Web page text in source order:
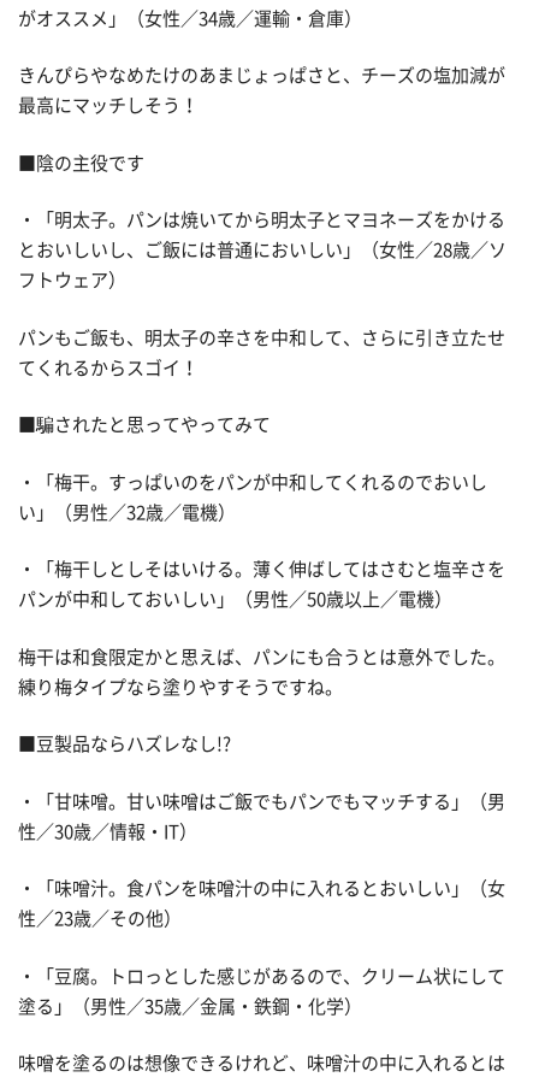
がオススメ」（女性／34歳／運輸・倉庫）
きんぴらやなめたけのあまじょっぱさと、チーズの塩加減が
最高にマッチしそう！
■陰の主役です
・「明太子。パンは焼いてから明太子とマヨネーズをかける
とおいしいし、ご飯には普通においしい」（女性／28歳／ソ
フトウェア）
パンもご飯も、明太子の辛さを中和して、さらに引き立たせ
てくれるからスゴイ！
■騙されたと思ってやってみて
・「梅干。すっぱいのをパンが中和してくれるのでおいし
い」（男性／32歳／電機）
・「梅干しとしそはいける。薄く伸ばしてはさむと塩辛さを
パンが中和しておいしい」（男性／50歳以上／電機）
梅干は和食限定かと思えば、パンにも合うとは意外でした。
練り梅タイプなら塗りやすそうですね。
■豆製品ならハズレなし!?
・「甘味噌。甘い味噌はご飯でもパンでもマッチする」（男
性／30歳／情報・IT）
・「味噌汁。食パンを味噌汁の中に入れるとおいしい」（女
性／23歳／その他）
・「豆腐。トロっとした感じがあるので、クリーム状にして
塗る」（男性／35歳／金属・鉄鋼・化学）
味噌を塗るのは想像できるけれど、味噌汁の中に入れるとは